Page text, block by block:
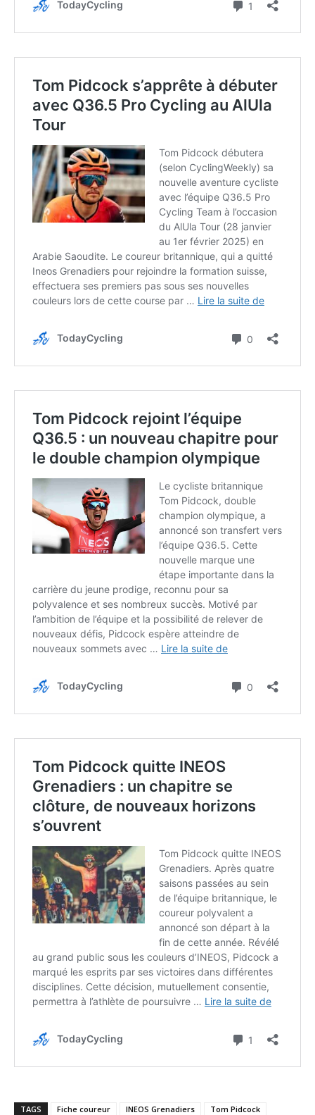
TAGS Fiche coureur INEOS Grenadiers Tom Pidcock